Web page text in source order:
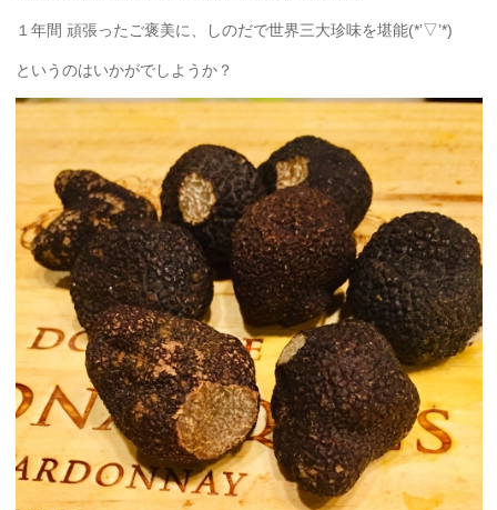
１年間 頑張ったご褒美に、しのだで世界三大珍味を堪能(*’▽’*)
というのはいかがでしようか？